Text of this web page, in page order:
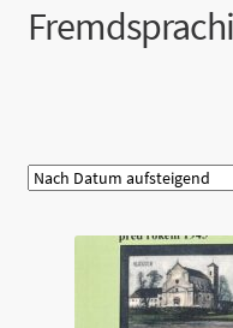
Mein Konto
Zur Waldviertel Exklusiv-